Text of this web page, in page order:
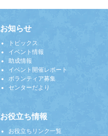
お知らせ
トピックス
イベント情報
助成情報
イベント開催レポート
ボランティア募集
センターだより
お役立ち情報
お役立ちリンク一覧